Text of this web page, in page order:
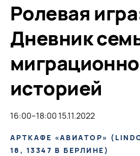
Ролевая
Дневник
историей
16:00–18:00 15.11.2022
АРТКАФЕ «АВИАТОР» (
8, 13347 В БЕРЛИНЕ
)